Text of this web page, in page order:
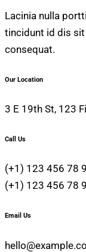
Lacinia nulla
tincidunt id dis
consequat.
Our Location
3 E 19th St, 123
Call Us
(+1) 123 456 78
(+1) 123 456 78
Email Us